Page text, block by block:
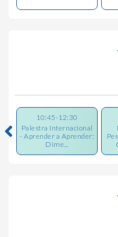
10:45-12:30
Palestra Internacional
- Aprender a Aprender:
Dime...